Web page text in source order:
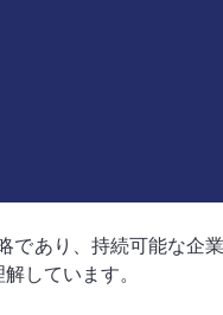
であり、持続可能な企
しています。